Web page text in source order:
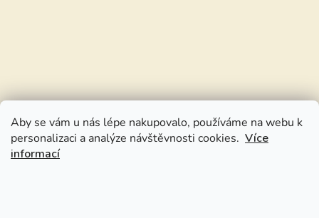
Aby se vám u nás lépe nakupovalo, používáme na webu k
personalizaci a analýze návštěvnosti cookies. Více
informací